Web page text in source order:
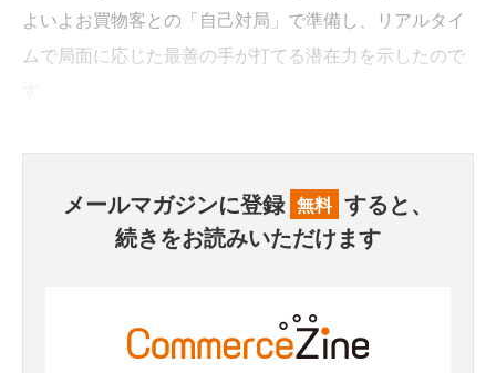
よいよお買物客との「自己対局」で準備し、リアルタイ
ムで局面に応じた最善の手が打てる潜在力を示したので
メールマガジンに登録 無料 すると、
続きをお読みいただけます